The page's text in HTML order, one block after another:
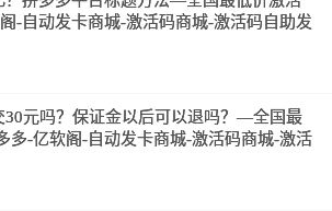
-自动发卡商城-激活码商城-激活码自助发
30元吗？保证金以后可以退吗？—全国最
多-亿软阁-自动发卡商城-激活码商城-激活